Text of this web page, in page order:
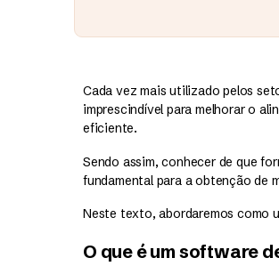
Cada vez mais utilizado pelos
imprescindível para melhorar o
eficiente.
Sendo assim, conhecer de que
fundamental para a obtenção de
Neste texto, abordaremos como
O que é um software